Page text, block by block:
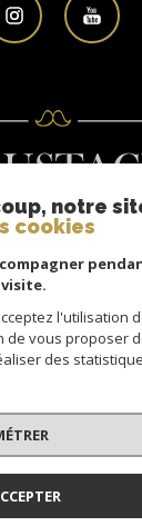
Nous
ADHÉRONS
| Traduction
Mentions
notre
cookies
l'utilisation
de vous proposer
des